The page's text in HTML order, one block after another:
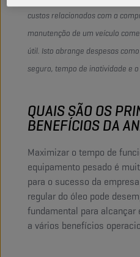
custos relacionados com a
manutenção de um veículo
útil. Isto abrange despesas
seguro, tempo de inatividade e
QUAIS SÃO OS
BENEFÍCIOS DA
Maximizar o tempo de
equipamento pesado é
para o sucesso da
regular do óleo pode
fundamental para alcançar
a vários benefícios